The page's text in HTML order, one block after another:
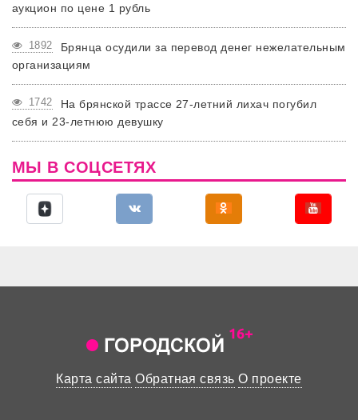
аукцион по цене 1 рубль
1892
Брянца осудили за перевод денег нежелательным
организациям
1742
На брянской трассе 27-летний лихач погубил
себя и 23-летнюю девушку
МЫ В СОЦСЕТЯХ
Карта сайта Обратная связь О проекте